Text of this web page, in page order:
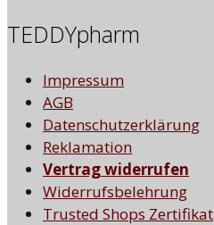
TEDDYpharm
Impressum
AGB
Datenschutzerklärung
Reklamation
Vertrag widerrufen
Widerrufsbelehrung
Trusted Shops Zertifikat